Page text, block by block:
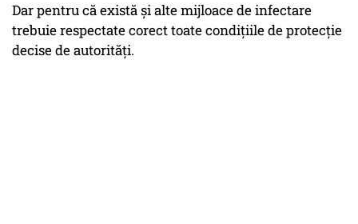
Dar pentru că există și alte mijloace de infectare
trebuie respectate corect toate condițiile de protecție
decise de autorități.